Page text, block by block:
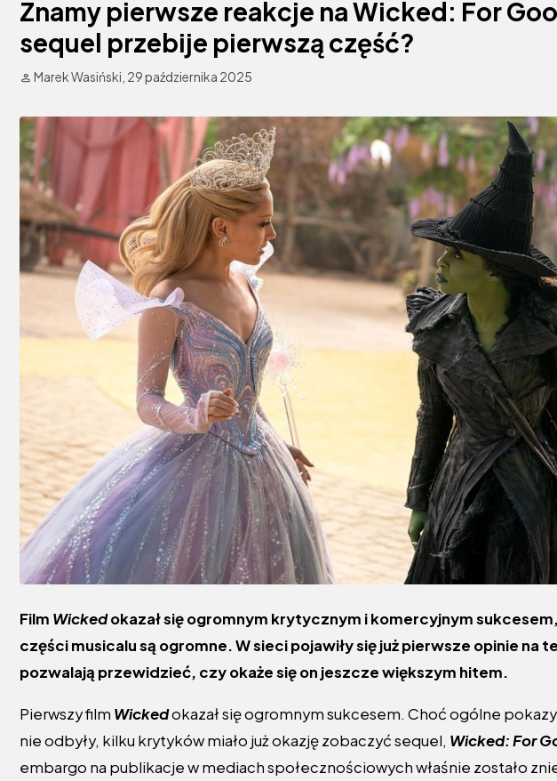
Znamy pierwsze reakcje na Wicked: For
sequel przebije pierwszą część?
Marek Wasiński, 29 października 2025
Film Wickedokazał się ogromnym krytycznym i komercyjnym
części musicalu są ogromne. W sieci pojawiły się już pierwsze opinie
pozwalają przewidzieć, czy okaże się on jeszcze większym hitem.
Pierwszy film Wickedokazał się ogromnym sukcesem. Choć ogólne
nie odbyły, kilku krytyków miało już okazję zobaczyć sequel, Wicked: For
embargo na publikacje w mediach społecznościowych właśnie zostało